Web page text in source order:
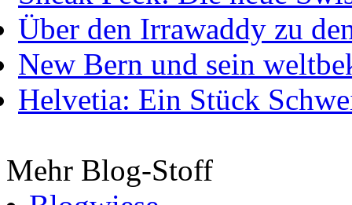
Über den Irrawaddy zu
New Bern und sein
Helvetia: Ein Stück
Mehr Blog-Stoff